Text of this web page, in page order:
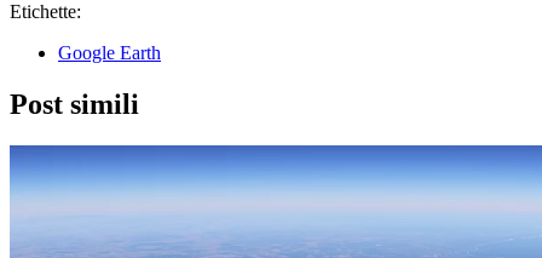
Etichette:
Google Earth
Post simili